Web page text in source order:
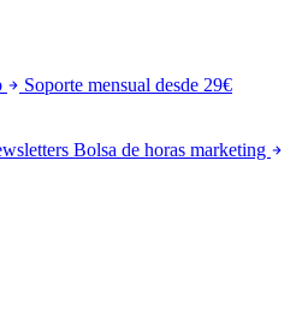
Soporte mensual desde 29€
Bolsa de horas marketing